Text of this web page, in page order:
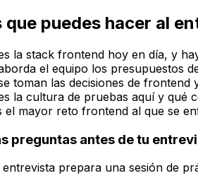
que puedes hacer al
la stack frontend hoy en día, y
el equipo los presupuestos
toman las decisiones de
la cultura de pruebas aquí y qué
el mayor reto frontend al que se
preguntas antes de tu
entrevista prepara una sesión de